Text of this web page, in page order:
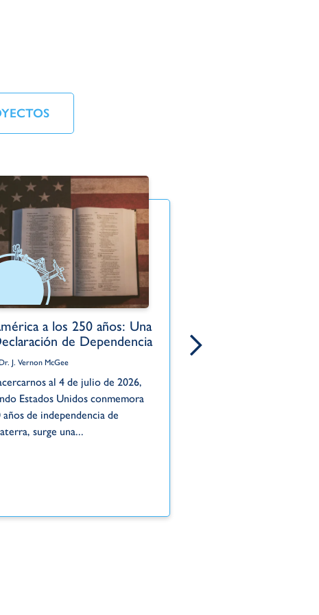
a los 250 años: Una
de Dependencia
J. Vernon McGee
al 4 de julio de 2026,
Estados Unidos conmemora
años de independencia de
surge una...
Por Dr. J. Vernon McGee